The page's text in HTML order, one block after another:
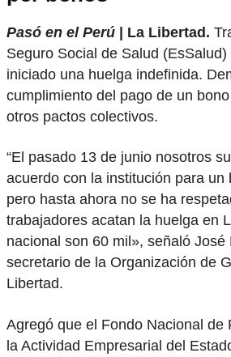
Pasó en el Perú | La Libertad.
Seguro Social de Salud
iniciado una huelga indefinida.
cumplimiento del pago de un
otros pactos colectivos.
“El pasado 13 de junio nosotros
acuerdo con la institución para un
pero hasta ahora no se ha
trabajadores acatan la huelga en
nacional son 60 mil», señaló José
secretario de la Organización de
Libertad.
Agregó que el Fondo Nacional de
la Actividad Empresarial del